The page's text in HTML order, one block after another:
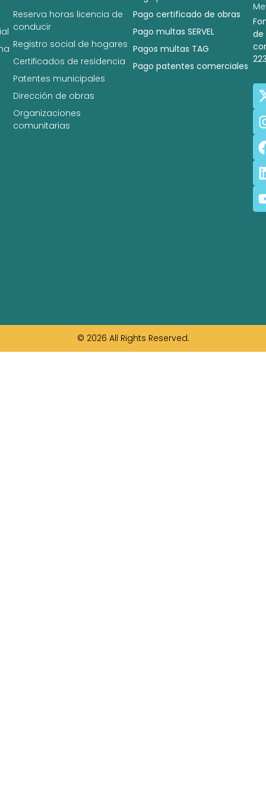
Pago certificado de obras
Pago multas SERVEL
Pagos multas TAG
Pago patentes comerciales
Reserva horas licencia de
conducir
Registro social de hogares
Certificados de residencia
Patentes municipales
Dirección de obras
Organizaciones
comunitarias
de
© 2026 All Rights Reserved.